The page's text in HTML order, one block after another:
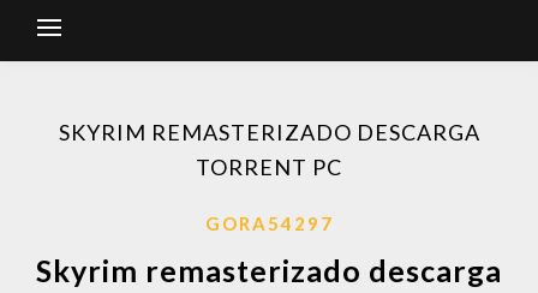
SKYRIM REMASTERIZADO DESCARGA
TORRENT PC
GORA54297
Skyrim remasterizado descarga